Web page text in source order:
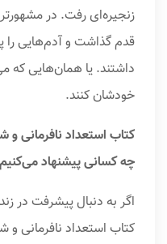
زنجیره‌ای رفت. در
قدم گذاشت و آدم‌هایی را
داشتند. یا همان‌هایی که
خودشان کنند.
کتاب استعداد نافرمانی و
چه کسانی پیشنهاد
اگر به دنبال پیشرفت در
کتاب استعداد نافرمانی و